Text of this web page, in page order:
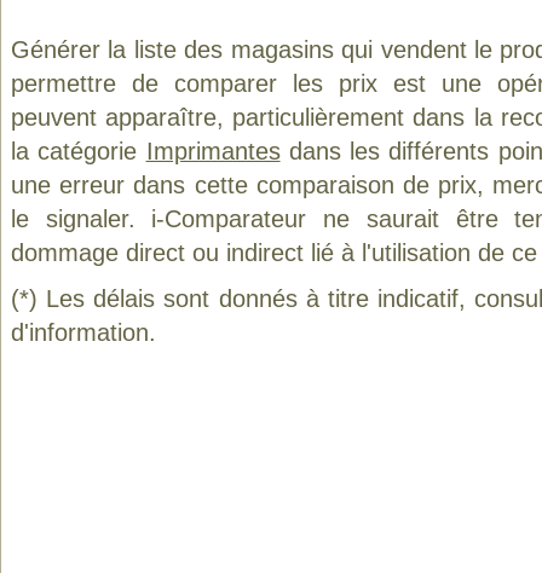
Générer la liste des magasins qui vendent le
permettre de comparer les prix est une
peuvent apparaître, particulièrement dans la
la catégorie Imprimantesdans les différents
une erreur dans cette comparaison de prix,
le signaler. i-Comparateur ne saurait être
dommage direct ou indirect lié à l'utilisation de
(*) Les délais sont donnés à titre indicatif,
d'information.